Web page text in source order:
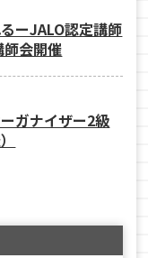
ーJALO認定講師
会開催
ガナイザー2級